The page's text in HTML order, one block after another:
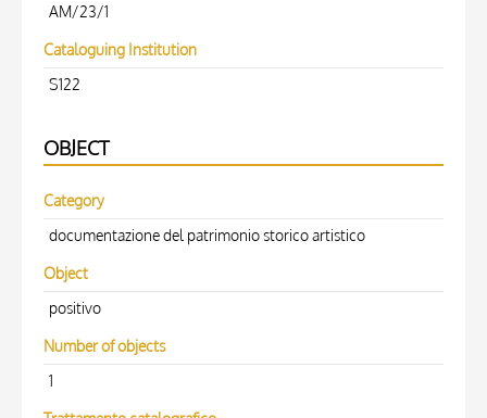
AM/23/1
Cataloguing Institution
S122
OBJECT
Category
documentazione del patrimonio storico artistico
Object
positivo
Number of objects
1